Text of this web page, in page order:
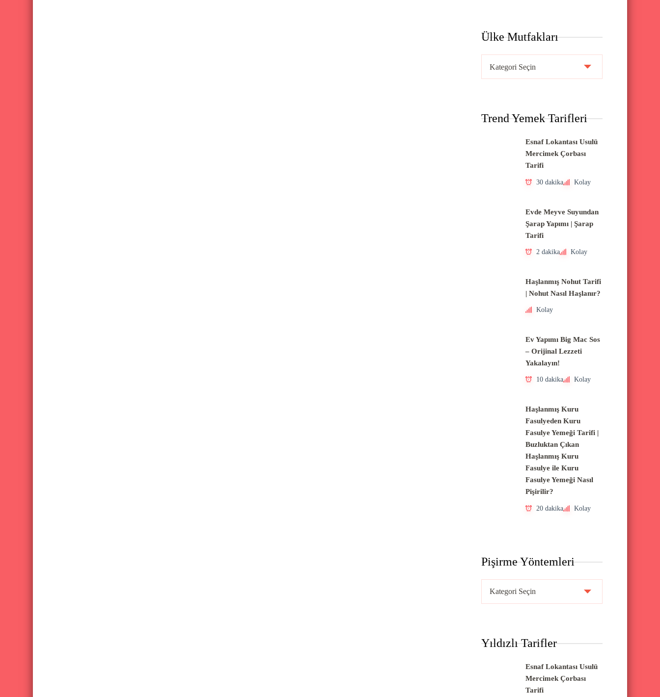
Ülke Mutfakları
l
M
Trend Yemek Tarifleri
Esnaf Lokantası Usulü
Mercimek Çorbası
Tarifi
30 dakika Kolay
Evde Meyve Suyundan
Şarap Yapımı | Şarap
Tarifi
2 dakika Kolay
Haşlanmış Nohut Tarifi
| Nohut Nasıl Haşlanır?
Kolay
Ev Yapımı Big Mac Sos
– Orijinal Lezzeti
Yakalayın!
10 dakika Kolay
Haşlanmış Kuru
Fasulyeden Kuru
Fasulye Yemeği Tarifi |
Buzluktan Çıkan
Haşlanmış Kuru
Fasulye ile Kuru
Fasulye Yemeği Nasıl
Pişirilir?
20 dakika Kolay
Pişirme Yöntemleri
r
Yıldızlı Tarifler
Esnaf Lokantası Usulü
Mercimek Çorbası
Tarifi